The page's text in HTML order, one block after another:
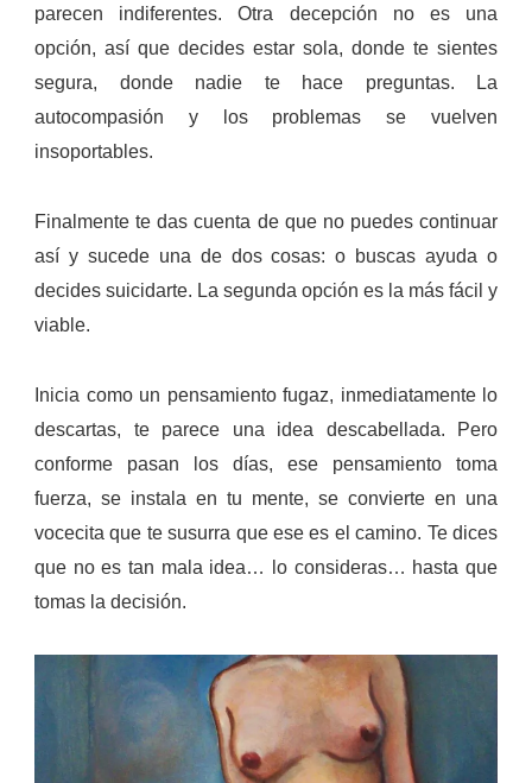
parecen indiferentes. Otra decepción no es una
opción, así que decides estar sola, donde te sientes
segura, donde nadie te hace preguntas. La
autocompasión y los problemas se vuelven
insoportables.
Finalmente te das cuenta de que no puedes continuar
así y sucede una de dos cosas: o buscas ayuda o
decides suicidarte. La segunda opción es la más fácil y
viable.
Inicia como un pensamiento fugaz, inmediatamente lo
descartas, te parece una idea descabellada. Pero
conforme pasan los días, ese pensamiento toma
fuerza, se instala en tu mente, se convierte en una
vocecita que te susurra que ese es el camino. Te dices
que no es tan mala idea… lo consideras… hasta que
tomas la decisión.